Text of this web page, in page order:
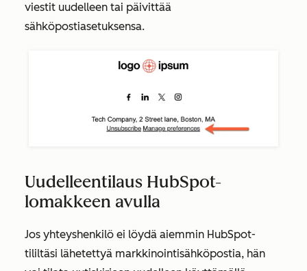
viestit uudelleen tai päivittää
sähköpostiasetuksensa.
Uudelleentilaus HubSpot-
lomakkeen avulla
Jos yhteyshenkilö ei löydä aiemmin HubSpot-
tililtäsi lähetettyä markkinointisähköpostia, hän